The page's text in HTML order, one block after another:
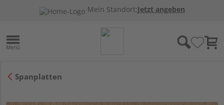
Mein Standort:Jetzt angeben
Spanplatten